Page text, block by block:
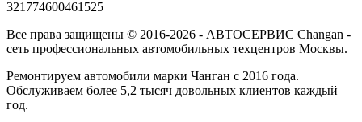
321774600461525
Все права защищены © 2016-2026 - АВТОСЕРВИС Changan -
сеть профессиональных автомобильных техцентров Москвы.
Ремонтируем автомобили марки Чанган с 2016 года.
Обслуживаем более 5,2 тысяч довольных клиентов каждый
год.